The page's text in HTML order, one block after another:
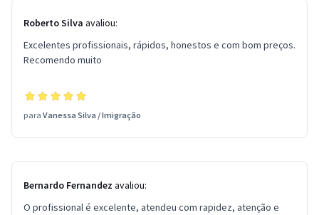
Roberto Silva avaliou:
Excelentes profissionais, rápidos, honestos e com bom preços.
Recomendo muito
para Vanessa Silva /Imigração
Bernardo Fernandez avaliou:
O profissional é excelente, atendeu com rapidez, atenção e